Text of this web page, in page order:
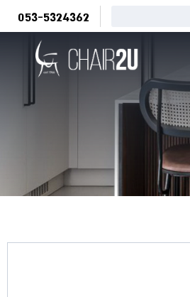
053-5324362